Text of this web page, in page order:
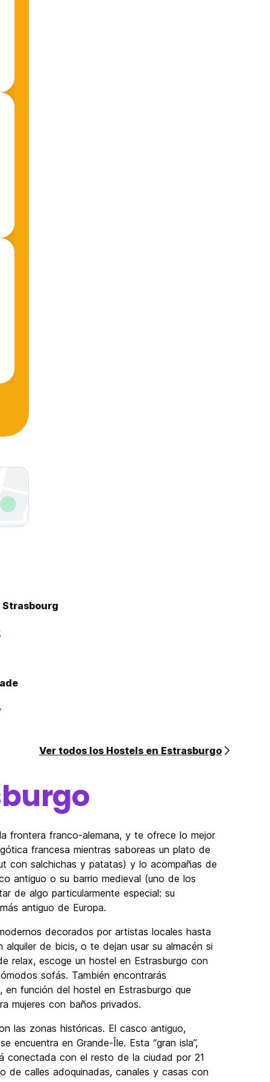
Strasbourg
Ver todos los Hostels en Estrasburgo
frontera franco-alemana, y te ofrece lo mejor
francesa mientras saboreas un plato de
con salchichas y patatas) y lo acompañas de
antiguo o su barrio medieval (uno de los
de algo particularmente especial: su
antiguo de Europa.
decorados por artistas locales hasta
de bicis, o te dejan usar su almacén si
relax, escoge un hostel en Estrasburgo con
sofás. También encontrarás
función del hostel en Estrasburgo que
mujeres con baños privados.
las zonas históricas. El casco antiguo,
encuentra en Grande-Île. Esta “gran isla”,
conectada con el resto de la ciudad por 21
de calles adoquinadas, canales y casas con